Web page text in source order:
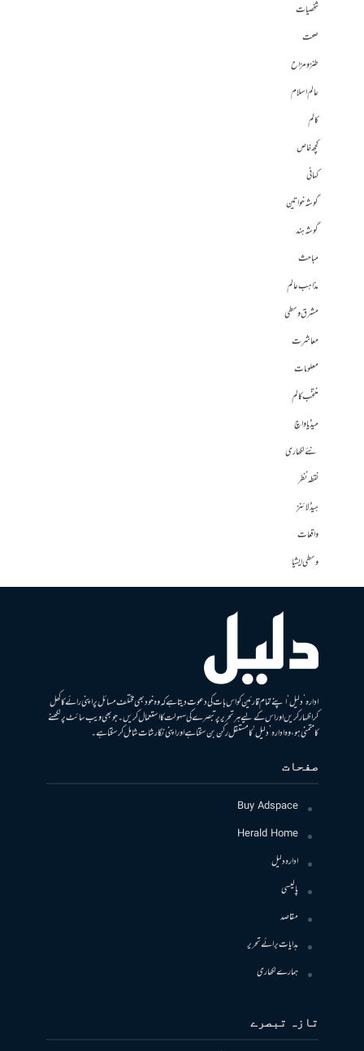
شخصیات
صحت
طنز و مزاح
عالم اسلام
کالم
کچھ خاص
کہانی
گوشہ خواتین
گوشہ ہند
مباحث
مذاہب عالم
مشرق وسطی
معاشرت
معلومات
منتخب کالم
میڈیا واچ
نئے لکھاری
نقطہ نظر
ہیڈلائنز
واقعات
وسطی ایشیا
ادارہ ’دلیل‘ اپنے تمام قارئین کو اس بات کی دعوت دیتا ہے کہ وہ خود بھی مختلف مسائل پر اپنی رائے کا کھل
کر اظہار کریں اور اس کے لیے ہر تحریر پر تبصرے کی سہولت کا استعمال کریں۔ جو بھی ویب سائٹ پر لکھنے
کا متمنی ہو، وہ ادارہ ’دلیل‘ کا مستقل رکن بن سکتا ہے اور اپنی نگارشات شامل کرسکتا ہے۔
صفحات
Buy Adspace
Herald Home
ادارہ دلیل
پالیسی
مقاصد
ہدایات برائے تحریر
ہمارے لکھاری
تازہ تبصرے